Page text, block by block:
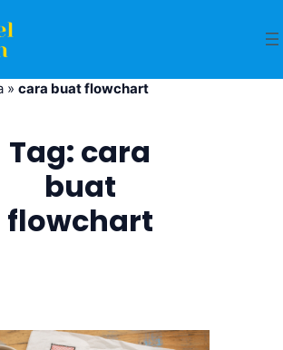
» cara buat flowchart
Tag: cara
buat
flowchart